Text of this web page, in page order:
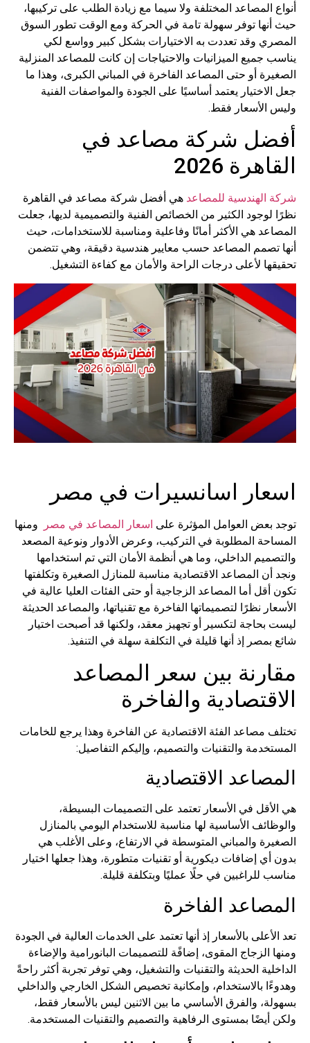
أنواع المصاعد المختلفة ولا سيما مع زيادة الطلب على تركيبها،
حيث أنها توفر سهولة تامة في الحركة ومع الوقت تطور السوق
المصري وقد تعددت به الاختيارات بشكل كبير وواسع لكي
يناسب جميع الميزانيات والاحتياجات إن كانت للمصاعد المنزلية
الصغيرة أو حتى المصاعد الفاخرة في المباني الكبرى، وهذا ما
جعل الاختيار يعتمد أساسيًا على الجودة والمواصفات الفنية
وليس الأسعار فقط.
أفضل شركة مصاعد في
القاهرة 2026
شركة الهندسية للمصاعد هي أفضل شركة مصاعد في القاهرة
نظرًا لوجود الكثير من الخصائص الفنية والتصميمية لديها، جعلت
المصاعد هي الأكثر أمانًا وفاعلية ومناسبة للاستخدامات، حيث
أنها تصمم المصاعد حسب معايير هندسية دقيقة، وهي تتضمن
تحقيقها لأعلى درجات الراحة والأمان مع كفاءة التشغيل.
اسعار اسانسيرات في مصر
توجد بعض العوامل المؤثرة على اسعار المصاعد في مصر
ومنها
المساحة المطلوبة في التركيب، وعرض الأدوار ونوعية المصعد
والتصميم الداخلي، وما هي أنظمة الأمان التي تم استخدامها
ونجد أن المصاعد الاقتصادية مناسبة للمنازل الصغيرة وتكلفتها
تكون أقل أما المصاعد الزجاجية أو حتى الفئات العليا عالية في
الأسعار نظرًا لتصميماتها الفاخرة مع تقنياتها، والمصاعد الحديثة
ليست بحاجة لتكسير أو تجهيز معقد، ولكنها قد أصبحت اختيار
شائع بمصر إذ أنها قليلة في التكلفة سهلة في التنفيذ.
مقارنة بين سعر المصاعد
الاقتصادية والفاخرة
تختلف مصاعد الفئة الاقتصادية عن الفاخرة وهذا يرجع للخامات
المستخدمة والتقنيات والتصميم، وإليكم التفاصيل:
المصاعد الاقتصادية
هي الأقل في الأسعار تعتمد على التصميمات البسيطة،
والوظائف الأساسية لها مناسبة للاستخدام اليومي بالمنازل
الصغيرة والمباني المتوسطة في الارتفاع، وعلى الأغلب هي
بدون أي إضافات ديكورية أو تقنيات متطورة، وهذا جعلها اختيار
مناسب للراغبين في حلًا عمليًا وبتكلفة قليلة.
المصاعد الفاخرة
تعد الأعلى بالأسعار إذ أنها تعتمد على الخدمات العالية في الجودة
ومنها الزجاج المقوى، إضافًة للتصميمات البانورامية والإضاءة
الداخلية الحديثة والتقنيات والتشغيل، وهي توفر تجربة أكثر راحةً
وهدوءًا بالاستخدام، وإمكانية تخصيص الشكل الخارجي والداخلي
بسهولة، والفرق الأساسي ما بين الاثنين ليس بالأسعار فقط،
ولكن أيضًا بمستوى الرفاهية والتصميم والتقنيات المستخدمة.